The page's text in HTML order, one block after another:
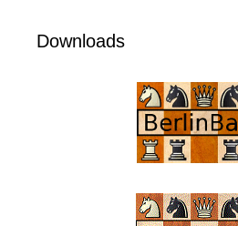
Downloads